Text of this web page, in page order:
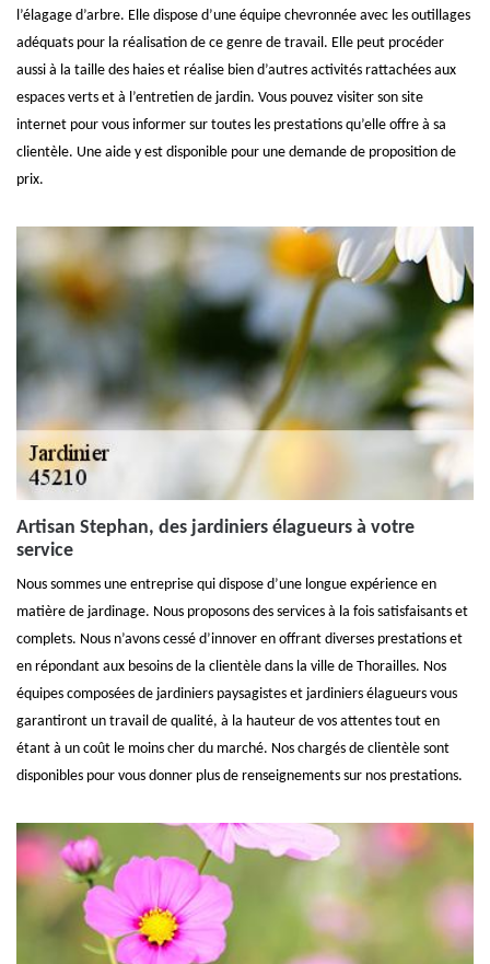
l’élagage d’arbre. Elle dispose d’une équipe chevronnée avec les outillages
adéquats pour la réalisation de ce genre de travail. Elle peut procéder
aussi à la taille des haies et réalise bien d’autres activités rattachées aux
espaces verts et à l’entretien de jardin. Vous pouvez visiter son site
internet pour vous informer sur toutes les prestations qu’elle offre à sa
clientèle. Une aide y est disponible pour une demande de proposition de
prix.
Artisan Stephan, des jardiniers élagueurs à votre
service
Nous sommes une entreprise qui dispose d’une longue expérience en
matière de jardinage. Nous proposons des services à la fois satisfaisants et
complets. Nous n’avons cessé d’innover en offrant diverses prestations et
en répondant aux besoins de la clientèle dans la ville de Thorailles. Nos
équipes composées de jardiniers paysagistes et jardiniers élagueurs vous
garantiront un travail de qualité, à la hauteur de vos attentes tout en
étant à un coût le moins cher du marché. Nos chargés de clientèle sont
disponibles pour vous donner plus de renseignements sur nos prestations.